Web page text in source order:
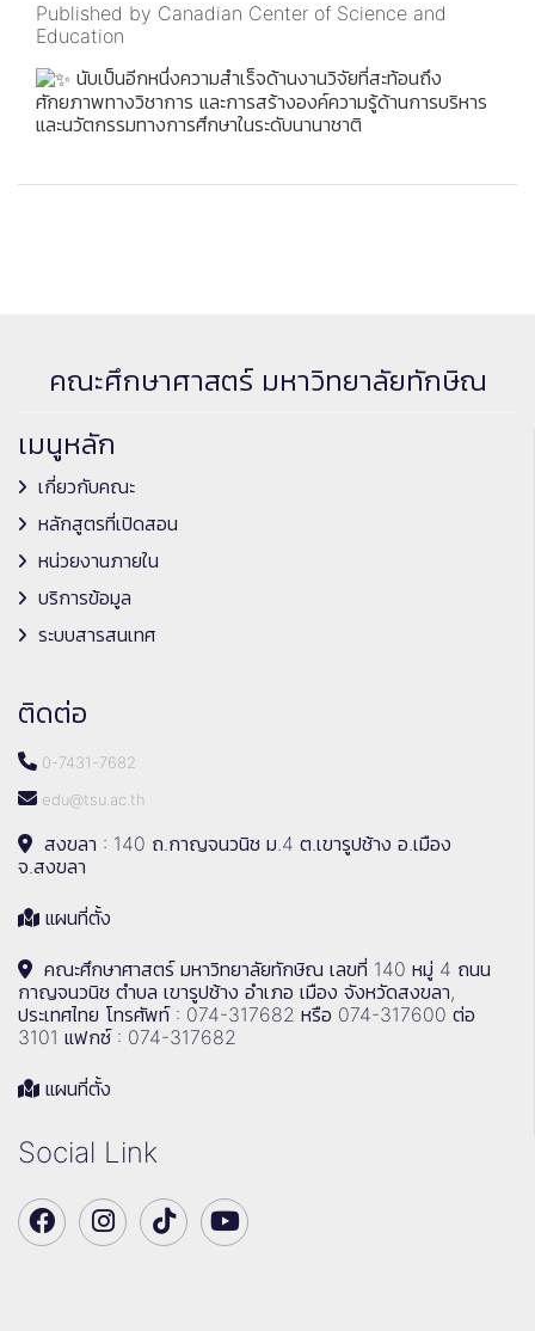
Published by Canadian Center of Science and
Education
นับเป็นอีกหนึ่งความสำเร็จด้านงานวิจัยที่สะท้อนถึง
ศักยภาพทางวิชาการ และการสร้างองค์ความรู้ด้านการบริหาร
และนวัตกรรมทางการศึกษาในระดับนานาชาติ
คณะศึกษาศาสตร์ มหาวิทยาลัยทักษิณ
เมนูหลัก
เกี่ยวกับคณะ
หลักสูตรที่เปิดสอน
หน่วยงานภายใน
บริการข้อมูล
ระบบสารสนเทศ
ติดต่อ
0-7431-7682
edu@tsu.ac.th
สงขลา : 140 ถ.กาญจนวนิช ม.4 ต.เขารูปช้าง อ.เมือง
จ.สงขลา
แผนที่ตั้ง
คณะศึกษาศาสตร์ มหาวิทยาลัยทักษิณ เลขที่ 140 หมู่ 4 ถนน
กาญจนวนิช ตำบล เขารูปช้าง อำเภอ เมือง จังหวัดสงขลา,
ประเทศไทย โทรศัพท์ : 074-317682 หรือ 074-317600 ต่อ
3101 แฟกซ์ : 074-317682
แผนที่ตั้ง
Social Link